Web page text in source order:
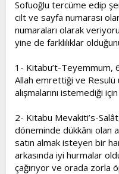
Sofuoğlu tercüme edip
cilt ve sayfa numarası
numaraları olarak
yine de farklılıklar
1- Kitabu’t-Teyemmum,
Allah emrettiği ve Resulü
alışmalarını istemediği
2- Kitabu Mevakiti’s-
döneminde dükkânı olan
satın almak isteyen bir
arkasında iyi hurmalar
çağırıyor ve orada zorla